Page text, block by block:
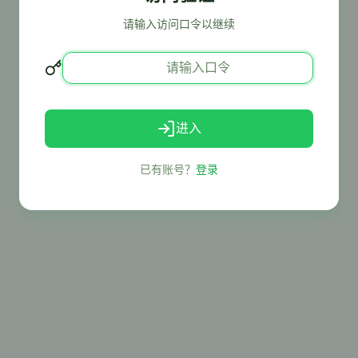
请输入访问口令以继续
进入
已有账号？ 登录